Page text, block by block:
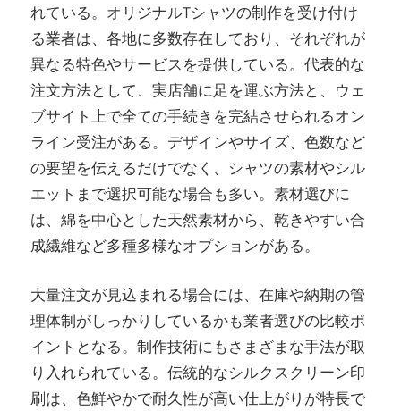
れている。オリジナルTシャツの制作を受け付け
る業者は、各地に多数存在しており、それぞれが
異なる特色やサービスを提供している。代表的な
注文方法として、実店舗に足を運ぶ方法と、ウェ
ブサイト上で全ての手続きを完結させられるオン
ライン受注がある。デザインやサイズ、色数など
の要望を伝えるだけでなく、シャツの素材やシル
エットまで選択可能な場合も多い。素材選びに
は、綿を中心とした天然素材から、乾きやすい合
成繊維など多種多様なオプションがある。
大量注文が見込まれる場合には、在庫や納期の管
理体制がしっかりしているかも業者選びの比較ポ
イントとなる。制作技術にもさまざまな手法が取
り入れられている。伝統的なシルクスクリーン印
刷は、色鮮やかで耐久性が高い仕上がりが特長で